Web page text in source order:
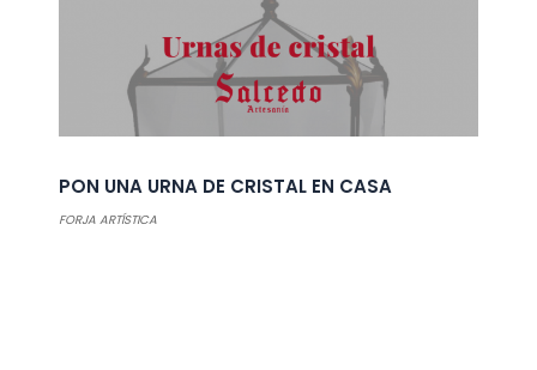
PON UNA URNA DE CRISTAL EN CASA
FORJA ARTÍSTICA